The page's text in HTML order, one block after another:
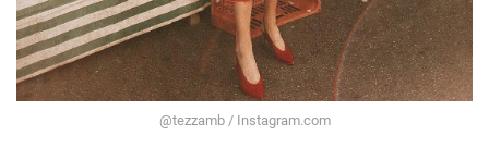
@tezzamb / Instagram.com